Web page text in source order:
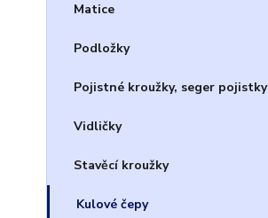
Matice
Podložky
Pojistné kroužky, seger pojistky
Vidličky
Stavěcí kroužky
Kulové čepy